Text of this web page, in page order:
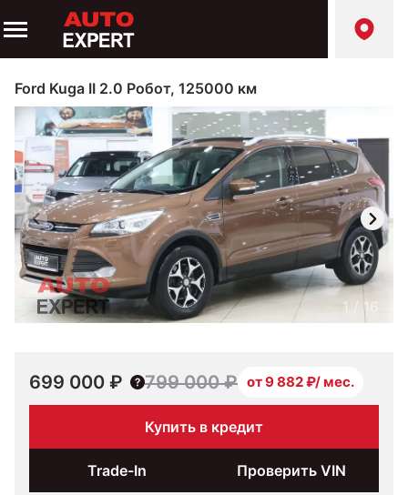
Ford Kuga II 2.0 Робот, 125000 км
1 / 16
699 000 ₽ 799 000 ₽ от 9 882 ₽/ мес.
Купить в кредит
Trade-In Проверить VIN